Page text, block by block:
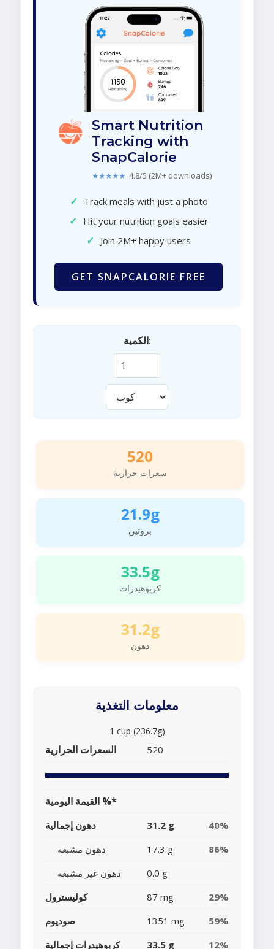
Smart Nutrition
Tracking with
SnapCalorie
★★★★★ 4.8/5 (2M+ downloads)
✓ Track meals with just a photo
✓ Hit your nutrition goals easier
✓ Join 2M+ happy users
GET SNAPCALORIE FREE
الكمية:
520
سعرات حرارية
21.9g
بروتين
33.5g
كربوهيدرات
31.2g
دهون
معلومات التغذية
1 cup (236.7g)
السعرات الحرارية 520
القيمة اليومية %*
دهون إجمالية 31.2 g
40%
دهون مشبعة
17.3 g
86%
دهون غير مشبعة
0.0 g
كوليسترول
87 mg
29%
صوديوم
1351 mg
59%
كربوهيدرات إجمالية
33.5 g 12%